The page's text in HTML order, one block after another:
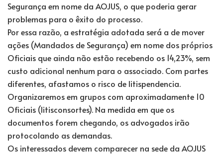
Segurança em nome da AOJUS, o que poderia gerar
problemas para o êxito do processo.
Por essa razão, a estratégia adotada será a de mover
ações (Mandados de Segurança) em nome dos próprios
Oficiais que ainda não estão recebendo os 14,23%, sem
custo adicional nenhum para o associado. Com partes
diferentes, afastamos o risco de litispendencia.
Organizaremos em grupos com aproximadamente 10
Oficiais (litisconsortes). Na medida em que os
documentos forem chegando, os advogados irão
protocolando as demandas.
Os interessados devem comparecer na sede da AOJUS